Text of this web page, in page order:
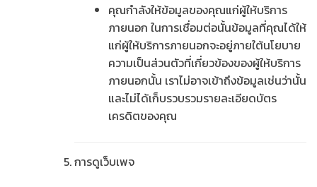
คุณกำลังให้ข้อมูลของคุณแก่ผู้ให้บริการ
ภายนอก ในการเชื่อมต่อนั้นข้อมูลที่คุณได้ให้
แก่ผู้ให้บริการภายนอกจะอยู่ภายใต้นโยบาย
ความเป็นส่วนตัวที่เกี่ยวข้องของผู้ให้บริการ
ภายนอกนั้น เราไม่อาจเข้าถึงข้อมูลเช่นว่านั้น
และไม่ได้เก็บรวบรวมรายละเอียดบัตร
เครดิตของคุณ
การดูเว็บเพจ